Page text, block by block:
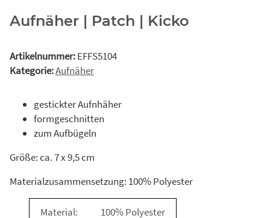
Aufnäher | Patch | Kicko
Artikelnummer:EFFS5104
Kategorie:Aufnäher
gestickter Aufnhäher
formgeschnitten
zum Aufbügeln
Größe: ca. 7 x 9,5 cm
Materialzusammensetzung: 100% Polyester
Material: 100% Polyester